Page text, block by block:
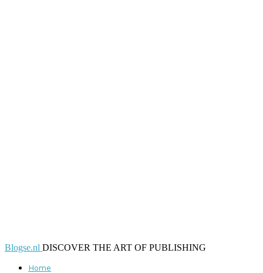
Blogse.nl DISCOVER THE ART OF PUBLISHING
Home